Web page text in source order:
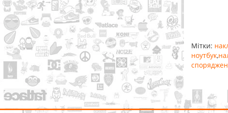
Мітки:
ноутбук,